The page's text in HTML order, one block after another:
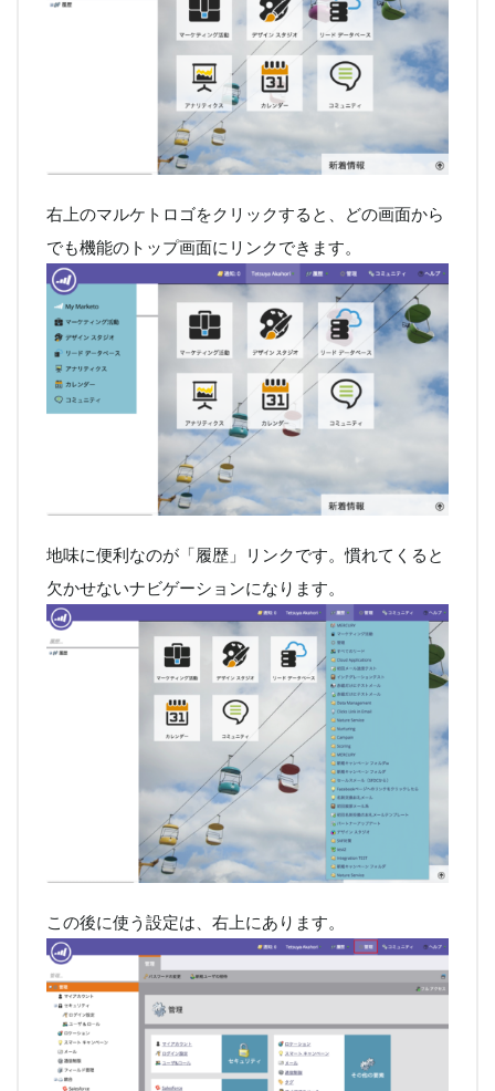
右上のマルケトロゴをクリックすると、どの画面から
でも機能のトップ画面にリンクできます。
地味に便利なのが「履歴」リンクです。慣れてくると
欠かせないナビゲーションになります。
この後に使う設定は、右上にあります。